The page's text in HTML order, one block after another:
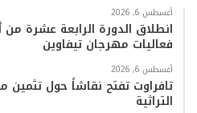
و
ك
ت
ر
ب
أغسطس 6, 2026
انطلاق الدورة الرابعة عشرة من
فعاليات مهرجان تيفاوين
أغسطس 6, 2026
تافراوت تفتح نقاشاً حول تثمين
التراثية